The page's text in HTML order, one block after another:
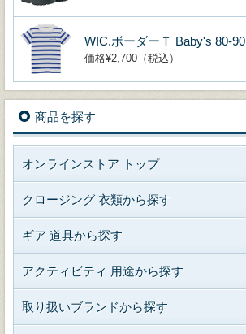
WIC.ボーダーＴ Baby's 80-90
価格¥2,700（税込）
商品を探す
オンラインストア トップ
クロージング 衣類から探す
ギア 道具から探す
アクティビティ 用途から探す
取り扱いブランドから探す